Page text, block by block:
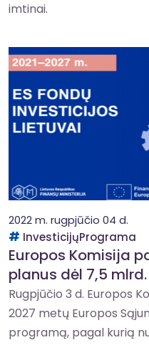
imtinai.
2022 m. rugpjūčio 04 d.
InvesticijųPrograma
Europos Komisija
planus dėl 7,5
Rugpjūčio 3 d. Europos
2027 metų Europos
programą, pagal kurią